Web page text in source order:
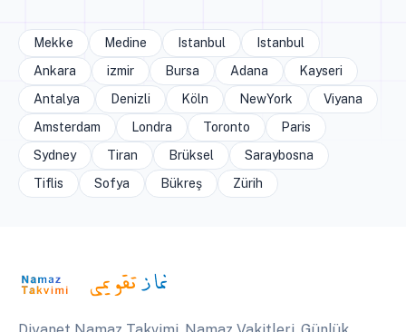
Mekke Medine Istanbul
Istanbul
Ankara
izmir Bursa Adana
Kayseri
Antalya
Denizli Köln NewYork
Viyana
Amsterdam
Londra Toronto
Paris
Sydney
Tiran Brüksel
Saraybosna
Tiflis
Sofya Bükreş Zürih